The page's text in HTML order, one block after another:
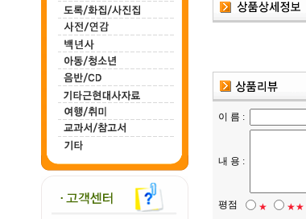
이 름 :
내 용 :
평점 ★ ★★